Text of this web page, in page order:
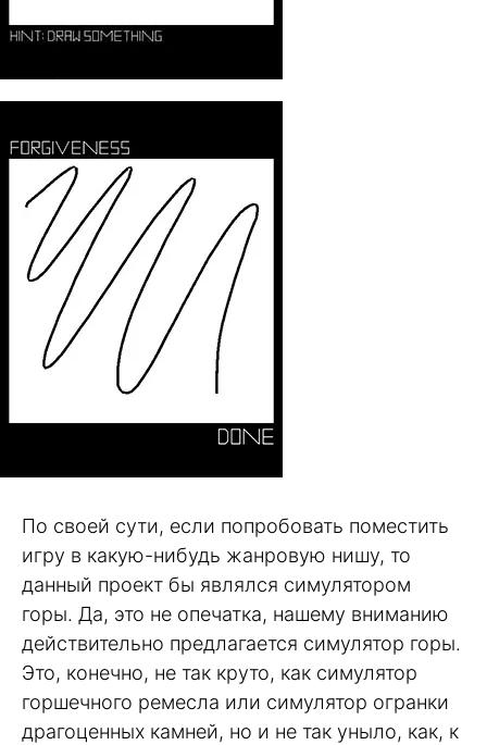
По своей сути, если попробовать поместить
игру в какую-нибудь жанровую нишу, то
данный проект бы являлся симулятором
горы. Да, это не опечатка, нашему вниманию
действительно предлагается симулятор горы.
Это, конечно, не так круто, как симулятор
горшечного ремесла или симулятор огранки
драгоценных камней, но и не так уныло, как, к